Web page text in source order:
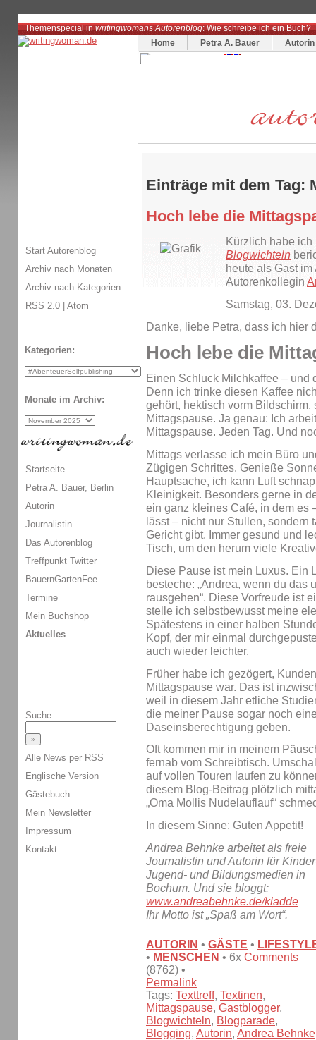
Themenspecial inwritingwomans Autorenblog:Wie schreibe ich ein Buch?
Home
Petra A. Bauer Autorin
Einträge mit dem Tag:
Hoch lebe die
Kürzlich habe
Blogwichteln
heute als Gast
Autorenkollegin
Samstag, 03.
Danke, liebe Petra, dass ich hier
Hoch lebe die
Einen Schluck Milchkaffee – und
Denn ich trinke diesen Kaffee
gehört, hektisch vorm
Mittagspause. Ja genau: Ich
Mittagspause. Jeden Tag. Und
Mittags verlasse ich mein Büro
Zügigen Schrittes. Genieße
Hauptsache, ich kann Luft
Kleinigkeit. Besonders gerne in
ein ganz kleines Café, in dem es
lässt – nicht nur Stullen,
Gericht gibt. Immer gesund und
Tisch, um den herum viele
Diese Pause ist mein Luxus. Ein
besteche: „Andrea, wenn du das
rausgehen“. Diese Vorfreude ist
stelle ich selbstbewusst meine
Spätestens in einer halben
Kopf, der mir einmal
auch wieder leichter.
Früher habe ich gezögert,
Mittagspause war. Das ist
weil in diesem Jahr etliche
die meiner Pause sogar noch
Daseinsberechtigung geben.
Oft kommen mir in meinem
fernab vom Schreibtisch.
auf vollen Touren laufen zu
diesem Blog-Beitrag plötzlich
„Oma Mollis Nudelauflauf“
In diesem Sinne: Guten Appetit!
Andrea Behnke arbeitet als freie
Journalistin und Autorin für
Jugend- und Bildungsmedien in
Bochum. Und sie bloggt:
www.andreabehnke.de/kladde
Ihr Motto ist „Spaß am Wort“.
AUTORIN • GÄSTE •
• MENSCHEN • 6x Comments
(8762) •
Permalink
Tags: Texttreff, Textinen,
Mittagspause, Gastblogger,
Blogwichteln, Blogparade,
Blogging, Autorin, Andrea Behnke
Start Autorenblog
Archiv nach Monaten
Archiv nach Kategorien
RSS 2.0 | Atom
Kategorien:
Monate im Archiv:
Startseite
Petra A. Bauer, Berlin
Autorin
Journalistin
Das Autorenblog
Treffpunkt Twitter
BauernGartenFee
Termine
Mein Buchshop
Aktuelles
Suche
Alle News per RSS
Englische Version
Gästebuch
Mein Newsletter
Impressum
Kontakt